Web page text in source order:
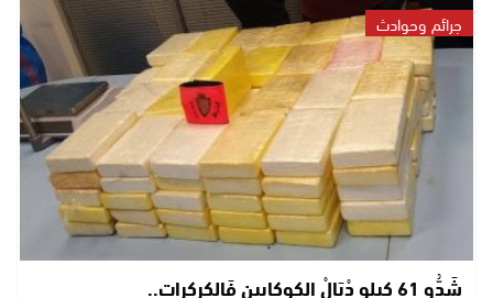
جرائم وحوادث
شَدُّو 61 كيلو دْيَالْ الكوكايين فَالكركرات..